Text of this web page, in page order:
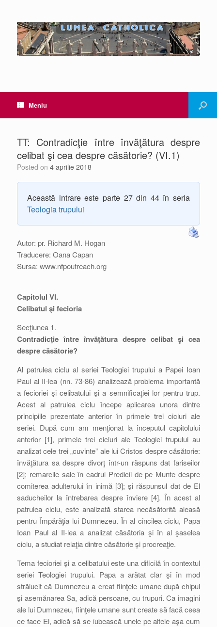
Meniu
TT: Contradicţie între învăţătura despre
celibat şi cea despre căsătorie? (VI.1)
Posted on 4 aprilie 2018
Această intrare este parte 27 din 44 în seria
Teologia trupului
Autor: pr. Richard M. Hogan
Traducere: Oana Capan
Sursa: www.nfpoutreach.org
Capitolul VI.
Celibatul şi fecioria
Secţiunea 1.
Contradicţie între învăţătura despre celibat şi cea
despre căsătorie?
Al patrulea ciclu al seriei Teologiei trupului a Papei Ioan
Paul al II-lea (nn. 73-86) analizează problema importantă
a fecioriei şi celibatului şi a semnificaţiei lor pentru trup.
Acest al patrulea ciclu începe aplicarea unora dintre
principiile prezentate anterior în primele trei cicluri ale
seriei. După cum am menţionat la începutul capitolului
anterior [1], primele trei cicluri ale Teologiei trupului au
analizat cele trei „cuvinte” ale lui Cristos despre căsătorie:
învăţătura sa despre divorţ într-un răspuns dat fariseilor
[2]; remarcile sale în cadrul Predicii de pe Munte despre
comiterea adulterului în inimă [3]; şi răspunsul dat de El
saducheilor la întrebarea despre înviere [4]. În acest al
patrulea ciclu, este analizată starea necăsătorită aleasă
pentru Împărăţia lui Dumnezeu. În al cincilea ciclu, Papa
Ioan Paul al II-lea a analizat căsătoria şi în al şaselea
ciclu, a studiat relaţia dintre căsătorie şi procreaţie.
Tema fecioriei şi a celibatului este una dificilă în contextul
seriei Teologiei trupului. Papa a arătat clar şi în mod
strălucit că Dumnezeu a creat fiinţele umane după chipul
şi asemănarea Sa, adică persoane, cu trupuri. Ca imagini
ale lui Dumnezeu, fiinţele umane sunt create să facă ceea
ce face El, adică să se iubească unele pe altele aşa cum